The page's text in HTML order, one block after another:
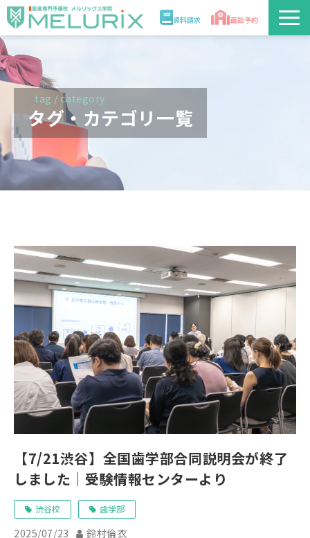
資料請求 面談予約
説明会/講座
校舎情報
入学案内
合格実績・合格体験記
医学部解答速報2026
tag / category
タグ・カテゴリ一覧
【7/21渋谷】全国歯学部合同説明会が終了
しました｜受験情報センターより
渋谷校 歯学部
2025/07/23 鈴村倫衣